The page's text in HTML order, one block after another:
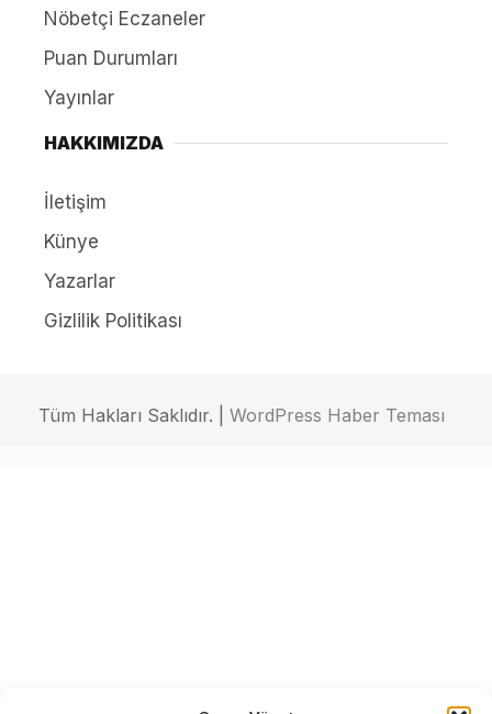
Nöbetçi Eczaneler
Puan Durumları
Yayınlar
HAKKIMIZDA
İletişim
Künye
Yazarlar
Gizlilik Politikası
Tüm Hakları Saklıdır. | WordPress Haber Teması